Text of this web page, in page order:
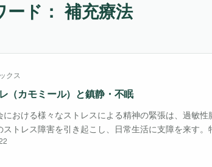
ード： 補充療法
クス
（カモミール）と鎮静・不眠
における様々なストレスによる精神の緊張は、過敏
ストレス障害を引き起こし、日常生活に支障を来す
に１人が抱えており、不安障害やうつ病などの中枢神